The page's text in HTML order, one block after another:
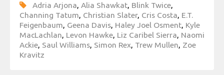
Adria Arjona, Alia Shawkat, Blink Twice,
Channing Tatum, Christian Slater, Cris Costa, E.T.
Feigenbaum, Geena Davis, Haley Joel Osment, Kyle
MacLachlan, Levon Hawke, Liz Caribel Sierra, Naomi
Ackie, Saul Williams, Simon Rex, Trew Mullen, Zoe
Kravitz